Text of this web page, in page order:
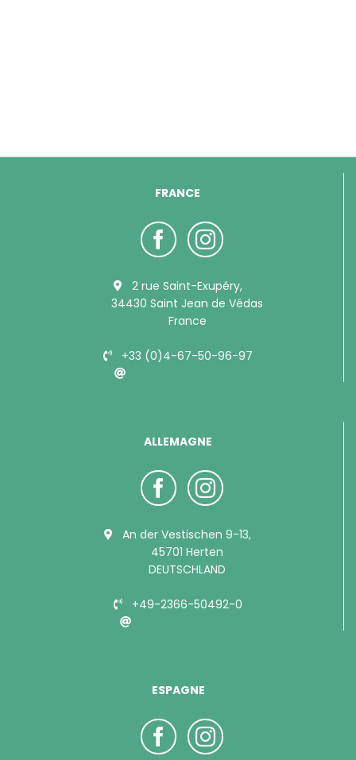
FRANCE
2 rue Saint-Exupéry,
34430 Saint Jean de Védas
France
+33 (0)4-67-50-96-97
ALLEMAGNE
An der Vestischen 9-13,
45701 Herten
DEUTSCHLAND
+49-2366-50492-0
ESPAGNE